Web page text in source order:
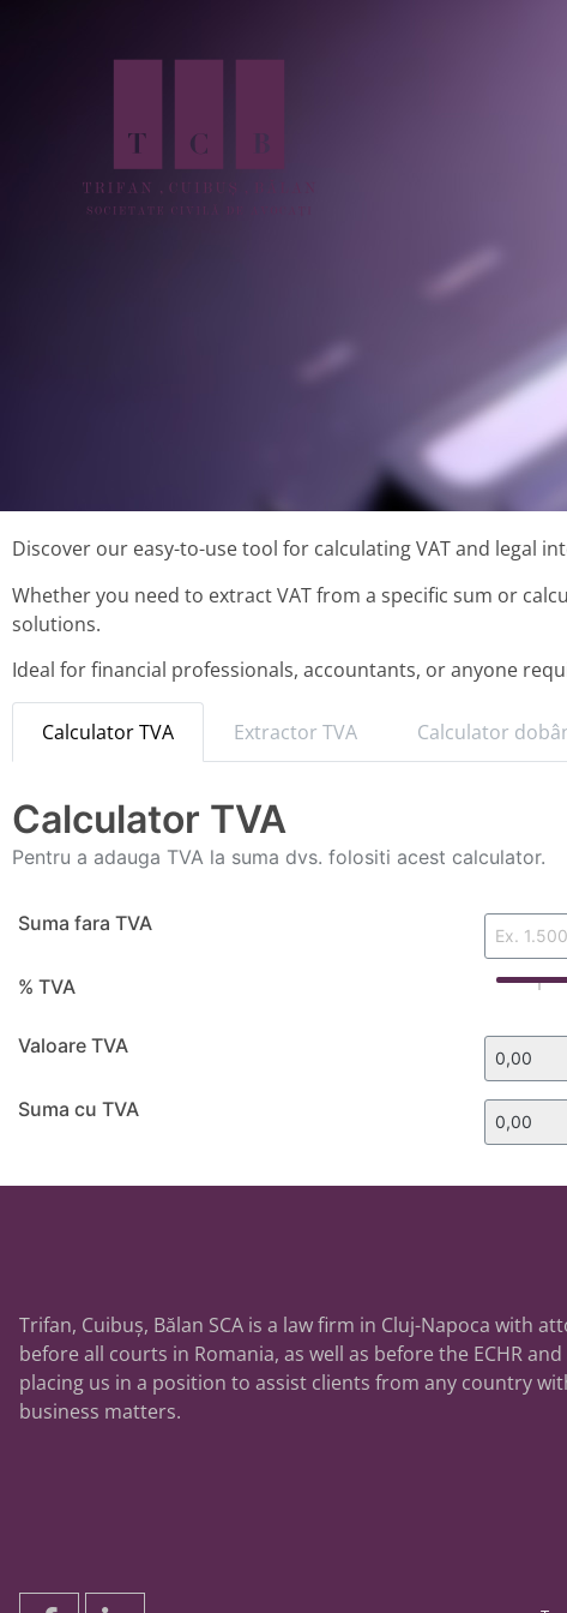
Discover our easy-to-use tool for calculating VAT and legal
Whether you need to extract VAT from a specific sum or
solutions.
Ideal for financial professionals, accountants, or anyone
Calculator TVA Extractor TVA Calculator
Calculator TVA
Pentru a adauga TVA la suma dvs. folositi acest calculator.
Suma fara TVA
% TVA
Valoare TVA
Suma cu TVA
Trifan, Cuibuș, Bălan SCA is a law firm in Cluj-Napoca with
before all courts in Romania, as well as before the ECHR
placing us in a position to assist clients from any country
business matters.